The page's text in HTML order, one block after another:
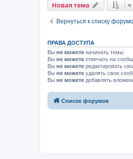
Новая тема
Вернуться к списку
ПРАВА ДОСТУПА
Вы не можете начинать темы
Вы не можете отвечать на
Вы не можете редактировать
Вы не можете удалять свои
Вы не можете добавлять
Список форумов